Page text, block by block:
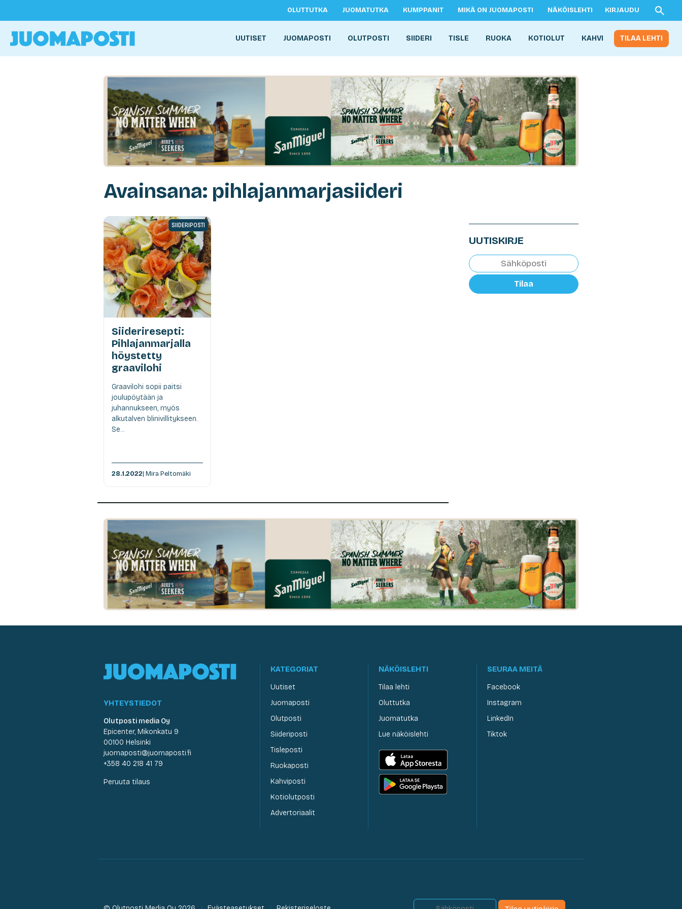
OLUTTUTKA JUOMATUTKA KUMPPANIT MIKÄ ON JUOMAPOSTI NÄKÖISLEHTI KIRJAUDU
UUTISET JUOMAPOSTI OLUTPOSTI SIIDERI TISLE RUOKA KOTIOLUT KAHVI TILAA LEHTI
Avainsana: pihlajanmarjasiideri
SIIDERIPOSTI
Siideriresepti:
Pihlajanmarjalla
höystetty
graavilohi
Graavilohi sopii paitsi
joulupöytään ja
juhannukseen, myös
alkutalven blinivillitykseen.
Se...
28.1.2022| Mira Peltomäki
UUTISKIRJE
Tilaa
YHTEYSTIEDOT
Olutposti media Oy
Epicenter, Mikonkatu 9
00100 Helsinki
juomaposti@juomaposti.fi
+358 40 218 41 79
Peruuta tilaus
KATEGORIAT
Uutiset
Juomaposti
Olutposti
Siideriposti
Tisleposti
Ruokaposti
Kahviposti
Kotiolutposti
Advertoriaalit
NÄKÖISLEHTI
Tilaa lehti
Oluttutka
Juomatutka
Lue näköislehti
SEURAA MEITÄ
Facebook
Instagram
LinkedIn
Tiktok